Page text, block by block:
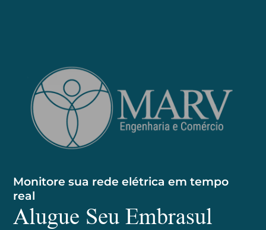
Monitore sua rede elétrica em tempo
real
Alugue Seu Embrasul